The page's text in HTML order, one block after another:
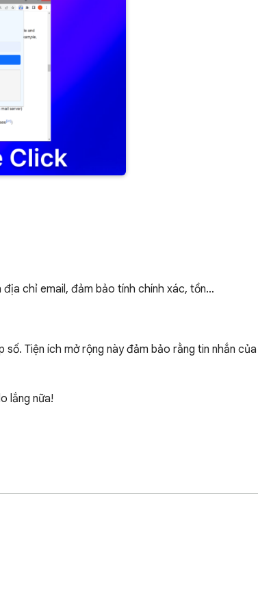
địa chỉ email, đảm bảo tính chính xác, tồn…
Tiện ích mở rộng này đảm bảo rằng tin nhắn
lắng nữa!
cụ xác thực email, việc hiểu lầm thông tin có thể